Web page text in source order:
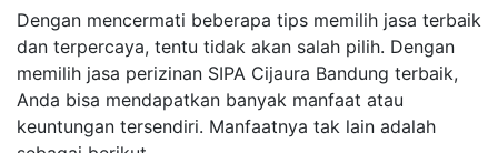
Dengan mencermati beberapa tips memilih jasa terbaik
dan terpercaya, tentu tidak akan salah pilih. Dengan
memilih jasa perizinan SIPA Cijaura Bandung terbaik,
Anda bisa mendapatkan banyak manfaat atau
keuntungan tersendiri. Manfaatnya tak lain adalah